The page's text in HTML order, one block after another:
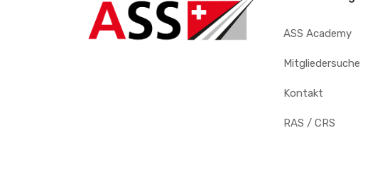
ASS Academy
Mitgliedersuche
Kontakt
RAS / CRS